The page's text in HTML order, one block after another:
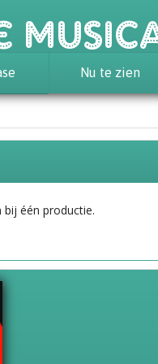
Nu te zien
één productie.